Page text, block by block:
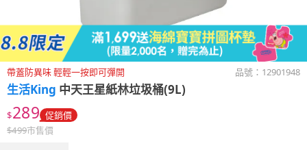
帶蓋防異味 輕輕一按即可彈開 品號： 12901948
生活King 中天王星紙林垃圾桶(9L)
$289 促銷價
$499市售價